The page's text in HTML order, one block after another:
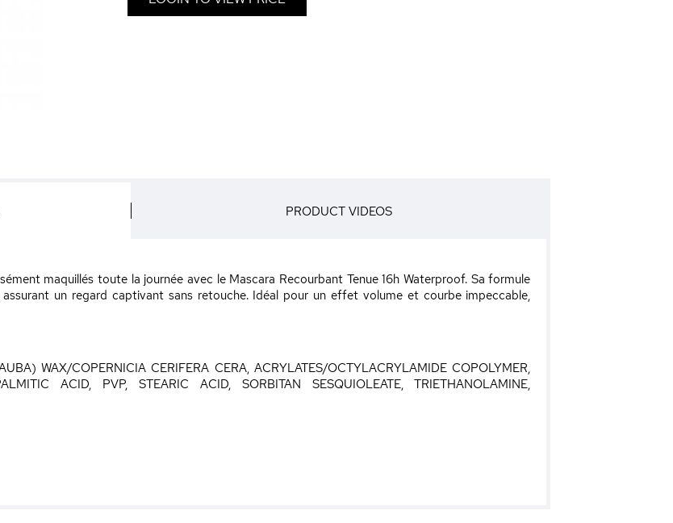
PRODUCT VIDEOS
maquillés toute la journée avec le Mascara Recourbant Tenue 16h Waterproof. Sa formule
un regard captivant sans retouche. Idéal pour un effet volume et courbe impeccable,
WAX/COPERNICIA CERIFERA CERA, ACRYLATES/OCTYLACRYLAMIDE COPOLYMER,
ACID, PVP, STEARIC ACID, SORBITAN SESQUIOLEATE, TRIETHANOLAMINE,